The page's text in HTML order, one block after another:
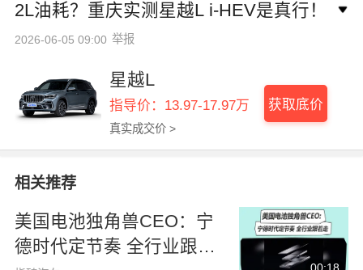
2L油耗？重庆实测星越L i-HEV是真行！
2026-06-05 09:00 举报
星越L
指导价：13.97-17.97万
真实成交价 >
获取底价
相关推荐
美国电池独角兽CEO：宁
德时代定节奏 全行业跟着
00:18